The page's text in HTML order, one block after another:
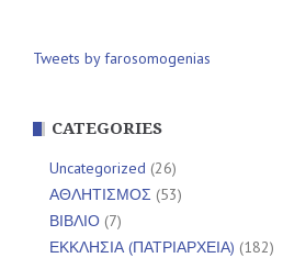
Tweets by farosomogenias
CATEGORIES
Uncategorized (26)
ΑΘΛΗΤΙΣΜΟΣ (53)
ΒΙΒΛΙΟ (7)
ΕΚΚΛΗΣΙΑ (ΠΑΤΡΙΑΡΧΕΙΑ) (182)